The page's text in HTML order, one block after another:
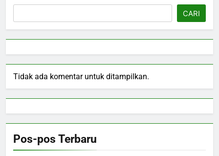
CARI
Tidak ada komentar untuk ditampilkan.
Pos-pos Terbaru